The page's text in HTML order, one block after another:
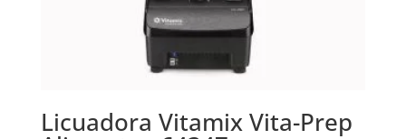
Licuadora Vitamix Vita-Prep